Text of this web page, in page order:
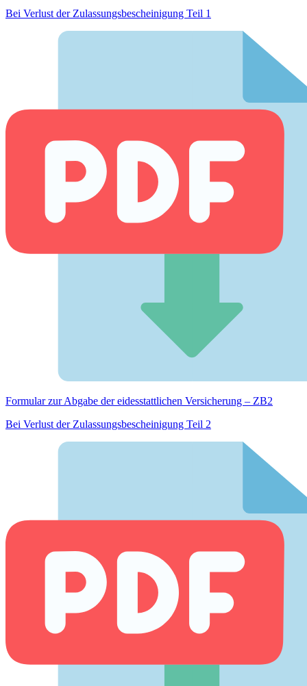
Bei Verlust der Zulassungsbescheinigung Teil 1
Formular zur Abgabe der eides­stattlichen Versicherung – ZB2
Bei Verlust der Zulassungsbescheinigung Teil 2